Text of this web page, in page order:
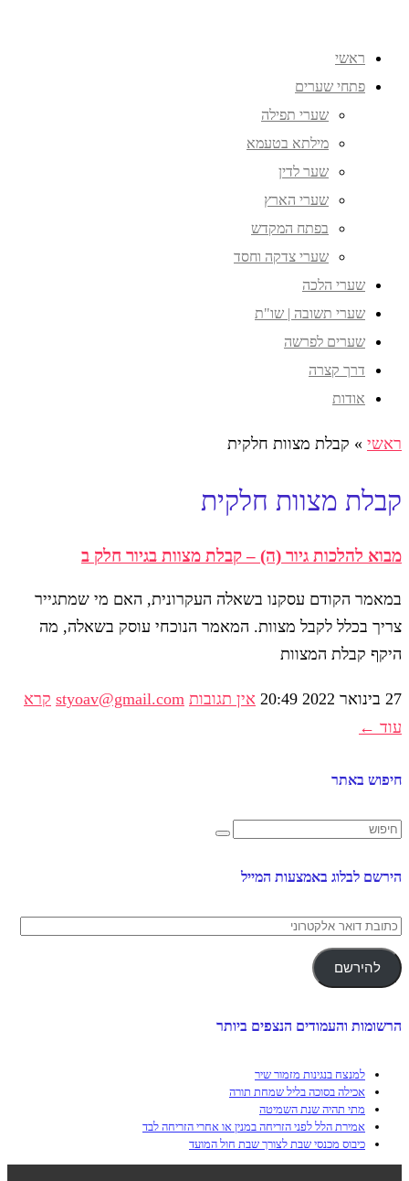
ראשי
פתחי שערים
שערי תפילה
מילתא בטעמא
שער לדין
שערי הארץ
בפתח המקדש
שערי צדקה וחסד
שערי הלכה
שערי תשובה | שו"ת
שערים לפרשה
דרך קצרה
אודות
ראשי » קבלת מצוות חלקית
קבלת מצוות חלקית
מבוא להלכות גיור (ה) – קבלת מצוות בגיור חלק ב
במאמר הקודם עסקנו בשאלה העקרונית, האם מי שמתגייר
צריך בכלל לקבל מצוות. המאמר הנוכחי עוסק בשאלה, מה
היקף קבלת המצוות
27 בינואר 2022 20:49 אין תגובות styoav@gmail.com קרא
עוד ←
חיפוש באתר
הירשם לבלוג באמצעות המייל
כתובת
אלקטרוני
להירשם
הרשומות והעמודים הנצפים ביותר
למנצח בנגינות מזמור שיר
אכילה בסוכה בליל שמחת תורה
מתי תהיה שנת השמיטה
אמירת הלל לפני הזריחה במנין או אחרי הזריחה לבד
כיבוס מכנסי שבת לצורך שבת חול המועד